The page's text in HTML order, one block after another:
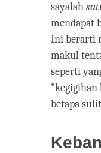
sayalah
mendapat
Ini berarti
makul
seperti
"kegigihan
betapa